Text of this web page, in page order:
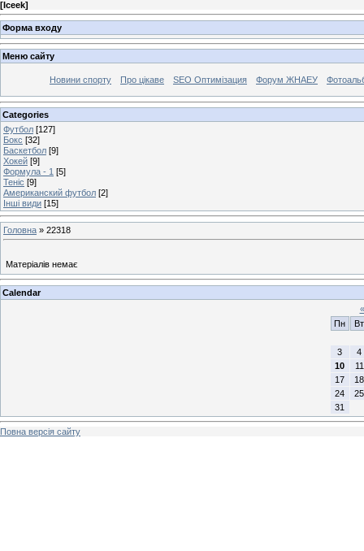
[Iceek]
Форма входу
Меню сайту
Новини спорту Про цікаве SEO Оптимізация Форум ЖНАЕУ
Categories
Футбол [127]
Бокс [32]
Баскетбол [9]
Хокей [9]
Формула - 1 [5]
Теніс [9]
Американский футбол [2]
Інші види [15]
Головна » 22318
Матеріалів немає
Calendar
«
Пн
Вт
3
4
10
11
17
18
24
25
31
Повна версія сайту